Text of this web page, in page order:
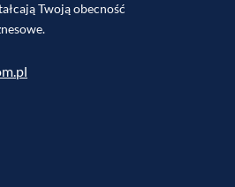
Twoją obecność